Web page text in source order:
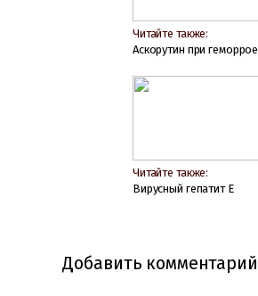
Читайте также:
Аскорутин при геморрое
Читайте также:
Вирусный гепатит Е
Добавить комментарий